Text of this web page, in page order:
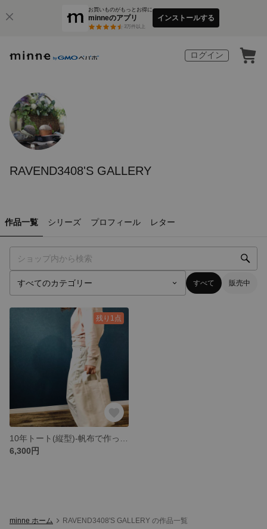
お買いものがもっとお得に
minneのアプリ
3万件以上
インストールする
ログイン
RAVEND3408'S GALLERY
作品一覧 シリーズ プロフィール レター
すべて 販売中
残り1点
6,300円
minne ホーム RAVEND3408'S GALLERY の作品一覧